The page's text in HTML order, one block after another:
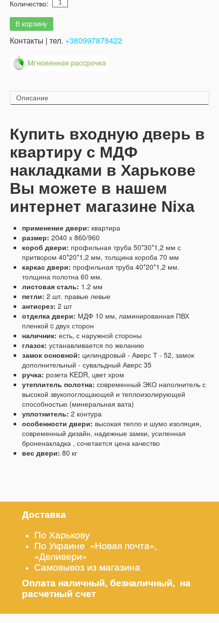
Количество:
Контакты | тел. +380997878422
Описание
Купить входную дверь в
квартиру с МДФ
накладками в Харькове
Вы можете в нашем
интернет магазине Nixa
применение двери: квартира
размер: 2040 х 860/960
короб двери: профильная труба 50*30*1,2 мм с
притвором 40*20*1,2 мм, толщина короба 70 мм
каркас двери: профильная труба 40*20*1,2 мм.
толщина полотна 60 мм.
листовая сталь: 1.2 мм
петли: 2 шт. правые левые
антисрез: 2 шт
отделка двери: МДФ 10 мм, ламинированная ПВХ
пленкой c двух сторон
наличник: есть, с наружной стороны
глазок: устанавливается по желанию
замок основной: цилиндровый - Аверс Т - 52, замок
дополнительный - сувальдный Аверс 35
ручка: розета KEDR, цвет хром
утеплитель полотна: современный ЭКО наполнитель с
высокой звукопоглощающей и теплоизолирующей
способностью (минеральная вата)
уплотнитель: 2 контура
особенности двери: высокая тепло и шумо изоляция,
современный дизайн, надежные замки, усиленная
броненакладка , сочетается цена качество
вес двери: 80 кг
Доставка
По Харькову
По Украине «Новая почта»,
«Деливери»
Самовывоз из магазина
Оплата наличный, безналичный, на
расчетный счет